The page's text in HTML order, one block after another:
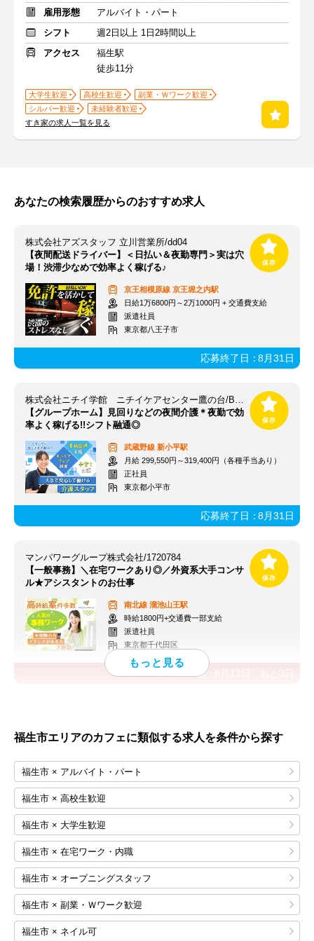
雇用形態
アルバイト・パート
シフト
週2日以上 1日2時間以上
アクセス
福生駅
徒歩11分
大学生歓迎 高校生歓迎
副業・Ｗワーク歓迎
シルバー歓迎
未経験者歓迎
すき家の求人一覧を見る
あなたの検索履歴からのおすすめ求人
株式会社アズスタッフ 立川営業所/dd04
【夜間配送ドライバー】＜日払い＆夜勤専門＞実は穴
場！渋滞少なめで効率よく稼げる♪
京王相模原線 京王堀之内駅
日給1万6800円～2万1000円 + 交通費支給
派遣社員
東京都八王子市
応募終了日：8月31日
株式会社ニチイ学館 ニチイケアセンター鷹の台/B512N77E32F02
【グループホーム】見回りなどの夜間介護＊夜勤で効
率よく稼げる!!シフト融通◎
武蔵野線 新小平駅
月給 299,550円～319,400円（各種手当あり）
正社員
東京都小平市
応募終了日：8月31日
マンパワーグループ株式会社/1720784
【一般事務】＼在宅ワークあり◎／外資系大手コンサ
ル★アシスタントのお仕事
南北線 溜池山王駅
時給1800円+交通費一部支給
派遣社員
東京都千代田区
応募終了日：
福生市エリアのカフェに類似する求人を条件から探す
福生市 × アルバイト・パート
福生市 × 高校生歓迎
福生市 × 大学生歓迎
福生市 × 在宅ワーク・内職
福生市 × オープニングスタッフ
福生市 × 副業・Ｗワーク歓迎
福生市 × ネイル可